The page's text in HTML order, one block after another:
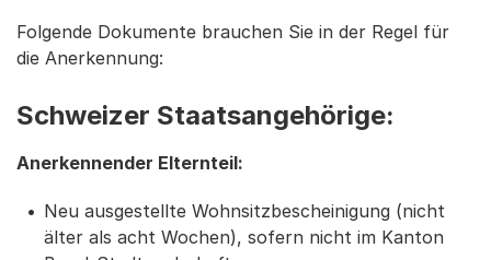
Folgende Dokumente brauchen Sie in der Regel für
die Anerkennung:
Schweizer Staatsangehörige:
Anerkennender Elternteil:
Neu ausgestellte Wohnsitzbescheinigung (nicht
älter als acht Wochen), sofern nicht im Kanton